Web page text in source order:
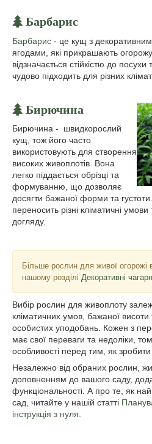
Барбарис
Барбарис - це кущ з
ягодами, які прикрашають
відзначається стійкістю до
чудово підходить для різних
Бирючина
Бирючина - швидкорослий
кущ, тож його часто
використовують для створення
високих живоплотів. Вона
легко піддається обрізці та
формуванню, що дозволяє
досягти бажаної форми та густоти.
переносить різні кліматичні
догляду.
Більше рослин для живої огорожі
нашому розділі Декоративні
Вибір рослин для живоплоту
кліматичних умов, бажаної висоти
особистих уподобань. Кожен з
має свої переваги та недоліки,
особливості перед тим, як
Незалежно від обраних рослин,
доповненням до вашого саду,
функціональності. А про те, як
сад, читайте у нашій статті
інструкція з нуля.